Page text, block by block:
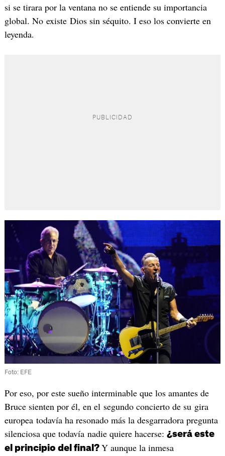
si se tirara por la ventana no se entiende su importancia
global. No existe Dios sin séquito. I eso los convierte en
leyenda.
Foto: EFE
Por eso, por este sueño interminable que los amantes de
Bruce sienten por él, en el segundo concierto de su gira
europea todavía ha resonado más la desgarradora pregunta
silenciosa que todavía nadie quiere hacerse: ¿será este
el principio del final? Y aunque la inmesa